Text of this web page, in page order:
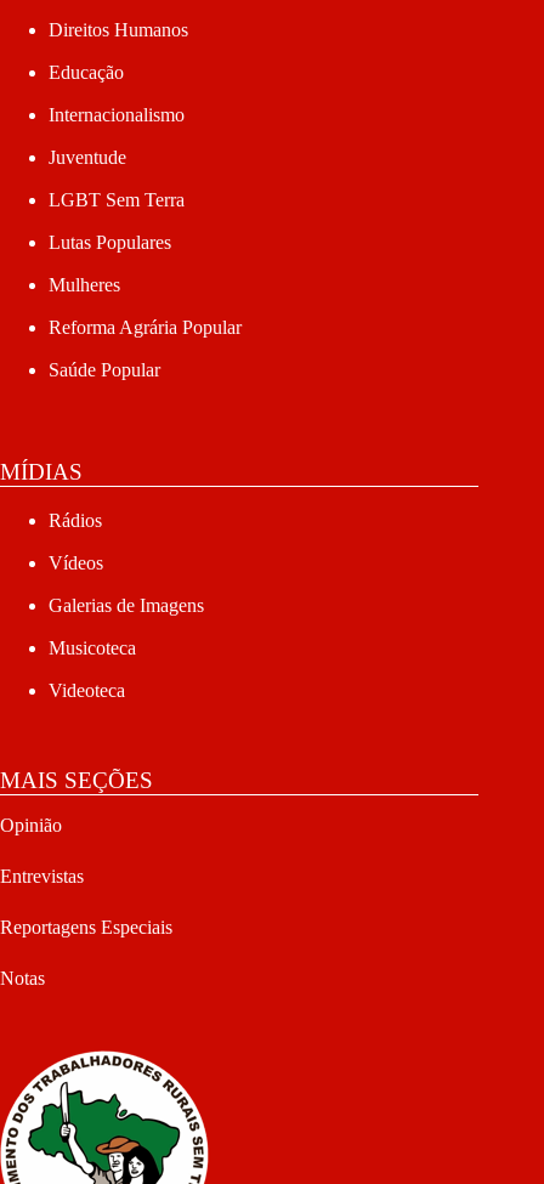
Direitos Humanos
Educação
Internacionalismo
Juventude
LGBT Sem Terra
Lutas Populares
Mulheres
Reforma Agrária Popular
Saúde Popular
MÍDIAS
Rádios
Vídeos
Galerias de Imagens
Musicoteca
Videoteca
MAIS SEÇÕES
Opinião
Entrevistas
Reportagens Especiais
Notas